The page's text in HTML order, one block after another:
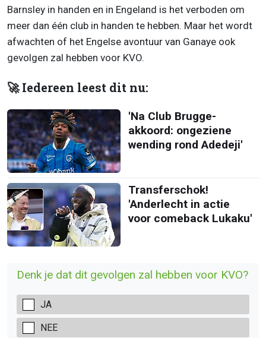
Barnsley in handen en in Engeland is het verboden om
meer dan één club in handen te hebben. Maar het wordt
afwachten of het Engelse avontuur van Ganaye ook
gevolgen zal hebben voor KVO.
🚀 Iedereen leest dit nu:
'Na Club Brugge-
akkoord: ongeziene
wending rond Adedeji'
Transferschok!
'Anderlecht in actie
voor comeback Lukaku'
Denk je dat dit gevolgen zal hebben voor KVO?
JA
NEE